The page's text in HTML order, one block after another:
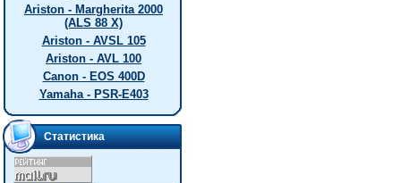
Ariston - Margherita 2000
(ALS 88 X)
Ariston - AVSL 105
Ariston - AVL 100
Canon - EOS 400D
Yamaha - PSR-E403
Статистика